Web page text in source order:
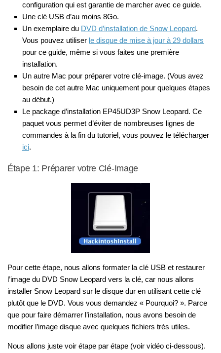
configuration qui est garantie de marcher avec ce guide.
Une clé USB d’au moins 8Go.
Un exemplaire du DVD d’installation de Snow Leopard.
Vous pouvez utiliser le disque de mise à jour à 29 dollars
pour ce guide, même si vous faites une première
installation.
Un autre Mac pour préparer votre clé-image. (Vous avez
besoin de cet autre Mac uniquement pour quelques étapes
au début.)
Le package d’installation EP45UD3P Snow Leopard. Ce
paquet vous permet d’éviter de nombreuses lignes de
commandes à la fin du tutoriel, vous pouvez le télécharger
ici.
Étape 1: Préparer votre Clé-Image
Pour cette étape, nous allons formater la clé USB et restaurer
l’image du DVD Snow Leopard vers la clé, car nous allons
installer Snow Leopard sur le disque dur en utilisant cette clé
plutôt que le DVD. Vous vous demandez « Pourquoi? ». Parce
que pour faire démarrer l’installation, nous avons besoin de
modifier l’image disque avec quelques fichiers très utiles.
Nous allons juste voir étape par étape (voir vidéo ci-dessous).